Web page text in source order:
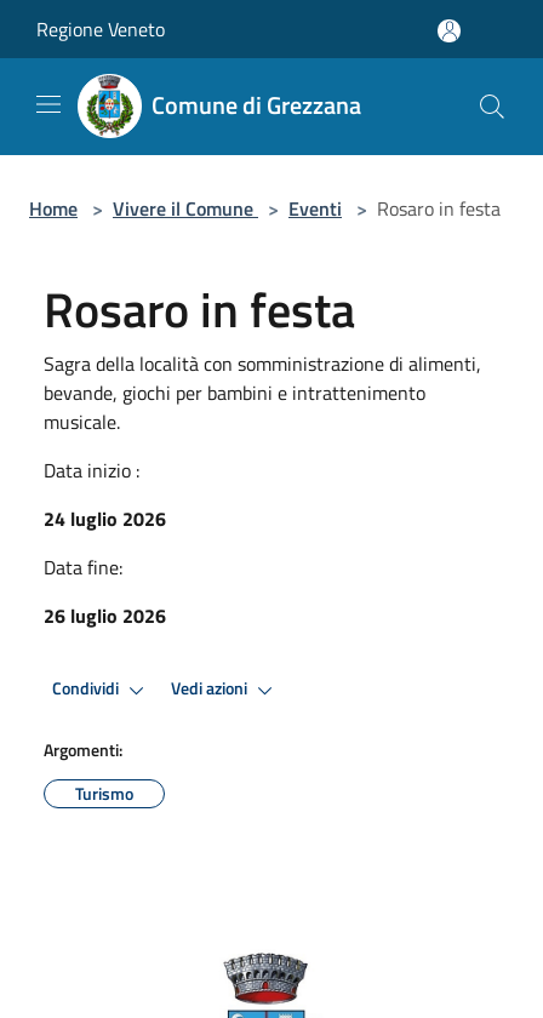
Regione Veneto
Comune di Grezzana
Home > Vivere il Comune > Eventi > Rosaro in festa
Rosaro in festa
Sagra della località con somministrazione di alimenti,
bevande, giochi per bambini e intrattenimento
musicale.
Data inizio :
24 luglio 2026
Data fine:
26 luglio 2026
Condividi Vedi azioni
Argomenti:
Turismo